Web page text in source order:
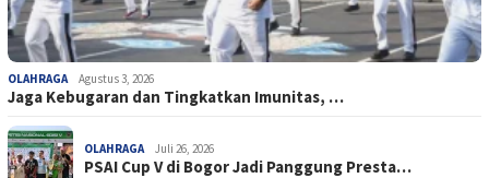
OLAHRAGA Agustus 3, 2026
Jaga Kebugaran dan Tingkatkan Imunitas, …
OLAHRAGA Juli 26, 2026
PSAI Cup V di Bogor Jadi Panggung Presta…